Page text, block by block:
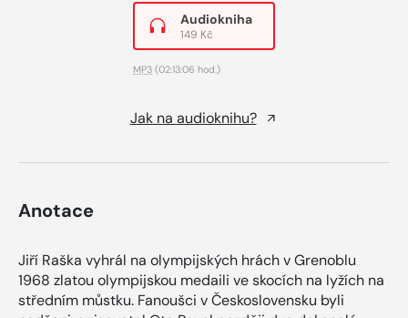
Audiokniha
149 Kč
MP3 (02:13:06 hod.)
Jak na audioknihu?
Anotace
Jiří Raška vyhrál na olympijských hrách v Grenoblu
1968 zlatou olympijskou medaili ve skocích na lyžích na
středním můstku. Fanoušci v Československu byli